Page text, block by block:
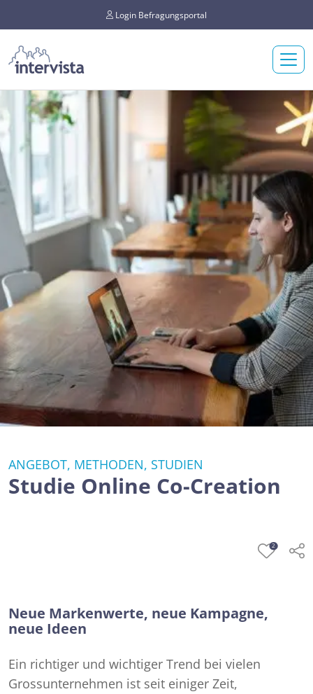
Login Befragungsportal
ANGEBOT, METHODEN, STUDIEN
Studie Online Co-Creation
2
Neue Markenwerte, neue Kampagne,
neue Ideen
Ein richtiger und wichtiger Trend bei vielen
Grossunternehmen ist seit einiger Zeit,